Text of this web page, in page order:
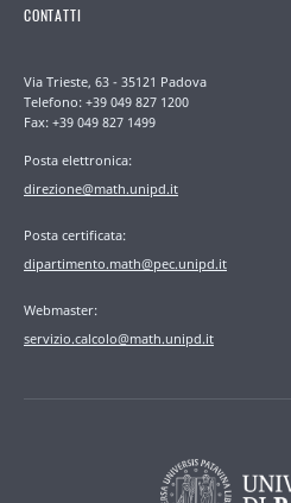
CONTATTI
Via Trieste, 63 - 35121 Padova
Telefono: +39 049 827 1200
Fax: +39 049 827 1499
Posta elettronica:
direzione@math.unipd.it
Posta certificata:
dipartimento.math@pec.unipd.it
Webmaster:
servizio.calcolo@math.unipd.it